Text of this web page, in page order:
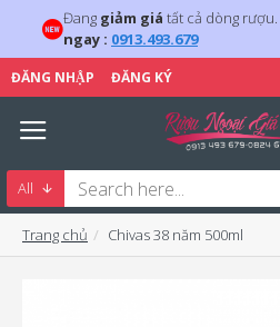
Đang giảm giá tất cả dòng rượu.
ngay : 0913.493.679
ĐĂNG NHẬP ĐĂNG KÝ
All
Trang chủ Chivas 38 năm 500ml